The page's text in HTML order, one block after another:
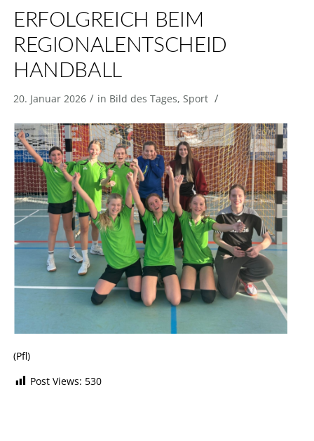
ERFOLGREICH BEIM
REGIONALENTSCHEID
HANDBALL
20. Januar 2026 / in Bild des Tages, Sport /
(Pfl)
Post Views: 530